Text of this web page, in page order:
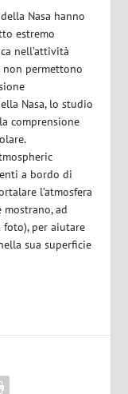
Nasa hanno
estremo
nell’attività
non permettono
Nasa, lo studio
comprensione
a bordo di
l’atmosfera
mostrano, ad
foto), per aiutare
sua superficie